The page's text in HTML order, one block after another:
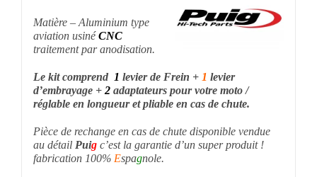
Matière – Aluminium type
aviation usinéCNC
traitement par anodisation.
Le kit comprend 1 levier de Frein + 1 levier
d’embrayage + 2adaptateurs pour votre moto /
réglable en longueur et pliable en cas de chute.
Pièce de rechange en cas de chute disponible vendue
au détail Puig c’est la garantie d’un super produit !
fabrication 100% Espagnole.